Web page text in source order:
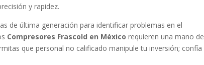
y rapidez.
de última generación para identificar problemas en el
Compresores Frascold en México requieren una mano de
que personal no calificado manipule tu inversión; confía